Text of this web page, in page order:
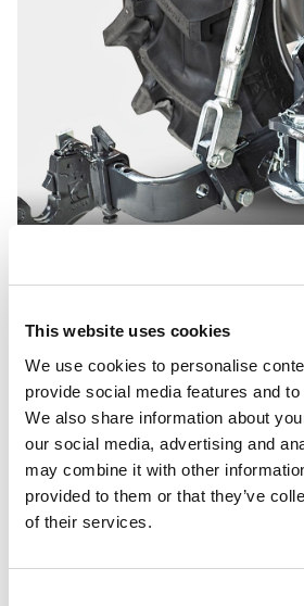
This website uses cookies
We use cookies to personalise
provide social media features and
We also share information about
our social media, advertising and
may combine it with other
provided to them or that they’ve
of their services.
Senkrechte zugstange und